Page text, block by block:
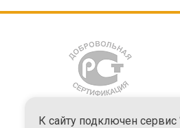
К сайту подключен сервис